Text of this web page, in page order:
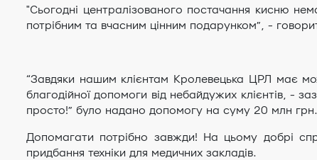
"Сьогодні централізованого постачання кисню
потрібним та вчасним цінним подарунком”, -
“Завдяки нашим клієнтам Кролевецька ЦРЛ має
благодійної допомоги від небайдужих клієнтів, -
просто!” було надано допомогу на суму 20 млн
Допомагати потрібно завжди! На цьому добрі
придбання техніки для медичних закладів.